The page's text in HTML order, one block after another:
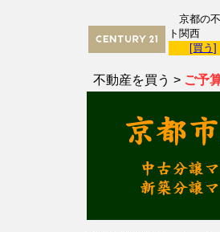
京都の
ト関西
[買う]
不動産を買う > ご予